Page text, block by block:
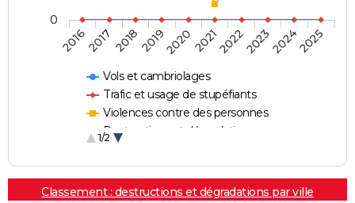
Vols et cambriolages
Trafic et usage de stupéfiants
Violences contre des personnes
Destructions et dégradations
1/2
20162017 20182019202020212022202320242025
0
Classement : destructions et dégradations par ville